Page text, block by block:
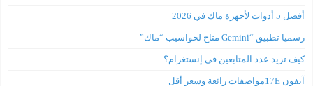
أفضل 5 أدوات لأجهزة ماك في 2026
رسميا تطبيق “Gemini متاح لحواسيب “ماك”
كيف تزيد عدد المتابعين في إنستغرام؟
آيفون 17Eمواصفات رائعة وسعر أقل